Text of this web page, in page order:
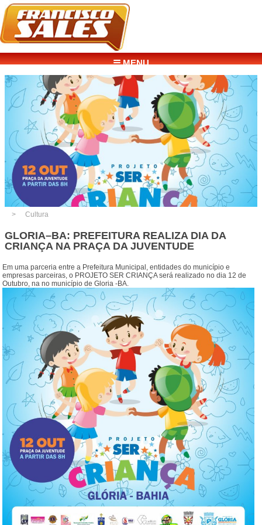
☰ MENU
Cultura
GLORIA–BA: PREFEITURA REALIZA DIA DA
CRIANÇA NA PRAÇA DA JUVENTUDE
Em uma parceria entre a Prefeitura Municipal, entidades do município e
empresas parceiras, o PROJETO SER CRIANÇA será realizado no dia 12 de
Outubro, na no município de Gloria -BA.